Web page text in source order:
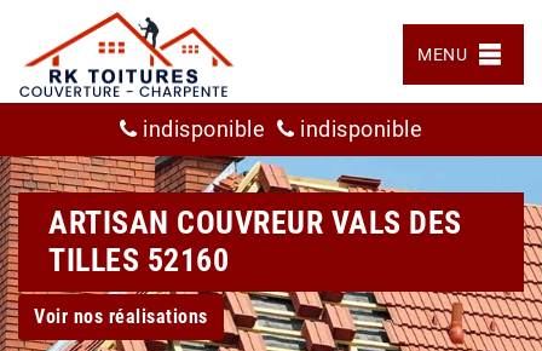
MENU
indisponible indisponible
ARTISAN COUVREUR VALS DES
TILLES 52160
Voir nos réalisations